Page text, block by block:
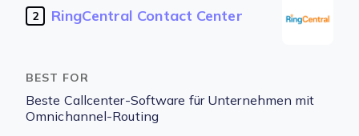
2 RingCentral Contact Center
Beste Callcenter-Software für Unternehmen mit
Omnichannel-Routing